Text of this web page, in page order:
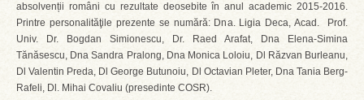
absolvenții români cu rezultate deosebite în anul academic 2015-2016.
Printre personalităţile prezente se numără: Dna. Ligia Deca, Acad. Prof.
Univ. Dr. Bogdan Simionescu, Dr. Raed Arafat, Dna Elena-Simina
Tănăsescu, Dna Sandra Pralong, Dna Monica Loloiu, Dl Răzvan Burleanu,
Dl Valentin Preda, Dl George Butunoiu, Dl Octavian Pleter, Dna Tania Berg-
Rafeli, Dl. Mihai Covaliu (presedinte COSR).